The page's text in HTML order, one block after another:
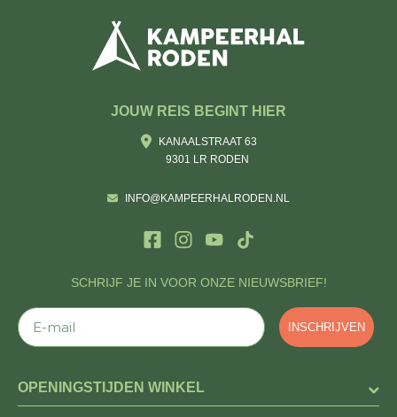
SCHRIJF JE IN VOOR ONZE NIEUWSBRIEF!
E-mail
INSCHRIJVEN
JOUW REIS BEGINT HIER
KANAALSTRAAT 63
9301 LR RODEN
INFO@KAMPEERHALRODEN.NL
OPENINGSTIJDEN WINKEL